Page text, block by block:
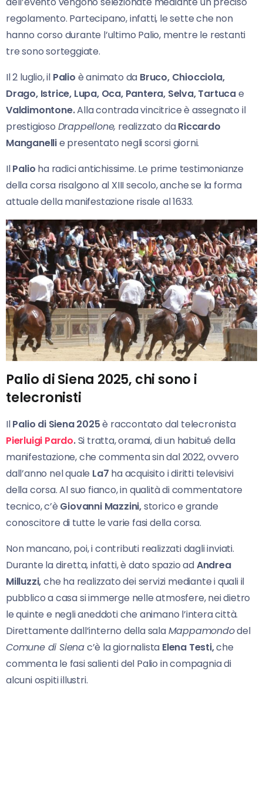
regolamento. Partecipano, infatti, le sette che non
hanno corso durante l’ultimo Palio, mentre le restanti
tre sono sorteggiate.
Il 2 luglio, il Palio è animato da Bruco, Chiocciola,
Drago, Istrice, Lupa, Oca, Pantera, Selva, Tartucae
Valdimontone.Alla contrada vincitrice è assegnato il
prestigioso Drappellone, realizzato daRiccardo
Manganellie presentato negli scorsi giorni.
IlPalio ha radici antichissime. Le prime testimonianze
della corsa risalgono al XIII secolo, anche se la forma
attuale della manifestazione risale al 1633.
Palio di Siena 2025, chi sono i
telecronisti
IlPalio di Siena 2025è raccontato dal telecronista
Pierluigi Pardo.Si tratta, oramai, di un habitué della
manifestazione, che commenta sin dal 2022, ovvero
dall’anno nel quale La7 ha acquisito i diritti televisivi
della corsa. Al suo fianco, in qualità di commentatore
tecnico, c’è Giovanni Mazzini,storico e grande
conoscitore di tutte le varie fasi della corsa.
Non mancano, poi, i contributi realizzati dagli inviati.
Durante la diretta, infatti, è dato spazio adAndrea
Milluzzi,che ha realizzato dei servizi mediante i quali il
pubblico a casa si immerge nelle atmosfere, nei dietro
le quinte e negli aneddoti che animano l’intera città.
Direttamente dall’interno della salaMappamondodel
Comune di Sienac’è la giornalista Elena Testi,che
commenta le fasi salienti del Palio in compagnia di
alcuni ospiti illustri.